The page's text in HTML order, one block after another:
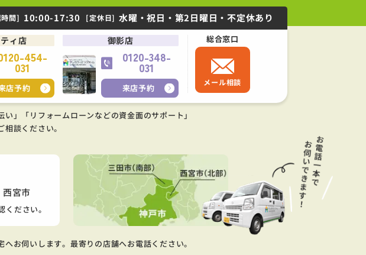
間] 10:00-17:30 [定休日] 水曜・祝日・第2日曜日・不定休あり
ィ店
454-
031
店予約
御影店
0120-348-
031
来店予約
総合窓口
メール相談
」「リフォームローンなどの資金面のサポート」
相談ください。
西宮市
ださい。
お伺いします。最寄りの店舗へお電話ください。